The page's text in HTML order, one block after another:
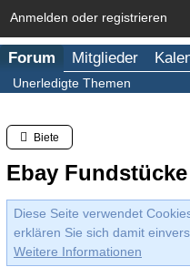
Anmelden oder registrieren
Forum Mitglieder
Unerledigte Themen
Biete
Ebay Fundstücke
Diese Seite verwendet
erklären Sie sich damit
Weitere Informationen